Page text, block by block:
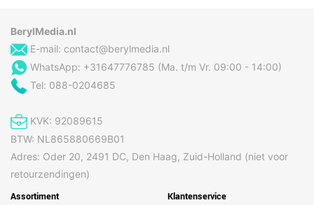
BerylMedia.nl
E-mail: contact@berylmedia.nl
WhatsApp: +31647776785 (Ma. t/m Vr. 09:00 - 14:00)
Tel: 088-0204685
KVK: 92089615
BTW: NL865880669B01
Adres: Oder 20, 2491 DC, Den Haag, Zuid-Holland (niet voor
retourzendingen)
Assortiment Klantenservice